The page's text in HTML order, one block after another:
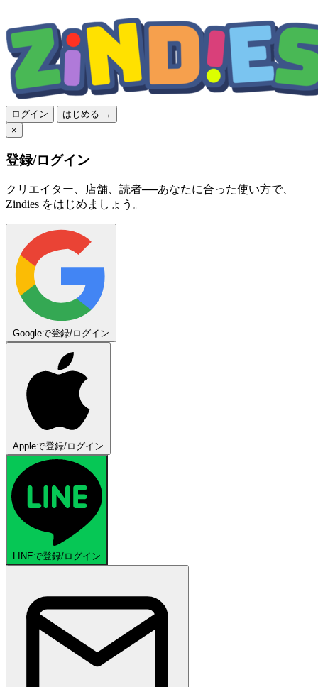
ログイン
はじめる →
×
登録/ログイン
クリエイター、店舗、読者──あなたに合った使い方で、
Zindies をはじめましょう。
Googleで登録/ログイン
Appleで登録/ログイン
LINEで登録/ログイン